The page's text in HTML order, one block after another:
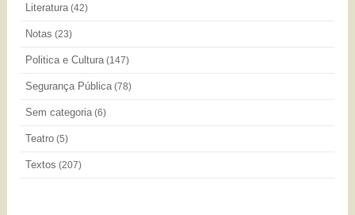
Literatura (42)
Notas (23)
Politica e Cultura (147)
Segurança Pública (78)
Sem categoria (6)
Teatro (5)
Textos (207)